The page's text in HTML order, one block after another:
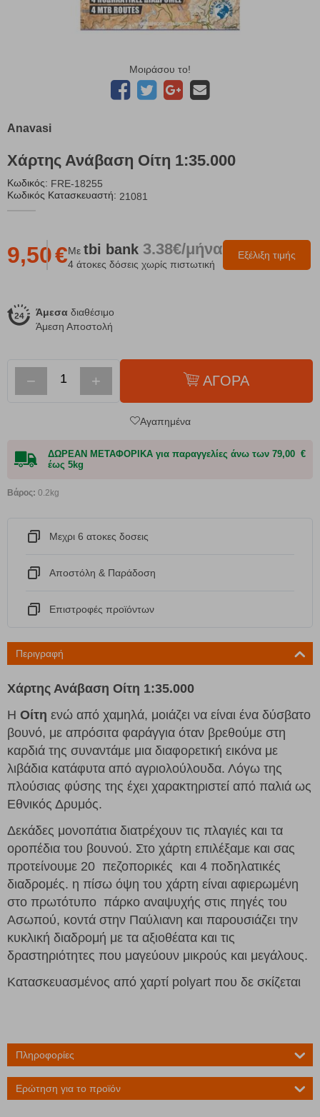
Μοιράσου το!
Anavasi
Χάρτης Ανάβαση Οίτη 1:35.000
Κωδικός: FRE-18255
Κωδικός Κατασκευαστή: 21081
Εξέλιξη τιμής
9,50€Με tbi bank 3.38€/μήνα
4 άτοκες δόσεις χωρίς πιστωτική
Άμεσα διαθέσιμο
Άμεση Αποστολή
− + ΑΓΟΡΑ
Αγαπημένα
ΔΩΡΕΑΝ ΜΕΤΑΦΟΡΙΚΑ για παραγγελίες άνω των 79,00 €
έως 5kg
Βάρος: 0.2kg
Μεχρι 6 ατοκες δοσεις
Αποστόλη & Παράδοση
Eπιστροφές προϊόντων
Περιγραφή
Χάρτης Ανάβαση Οίτη 1:35.000
Η Οίτη ενώ από χαμηλά, μοιάζει να είναι ένα δύσβατο
βουνό, με απρόσιτα φαράγγια όταν βρεθούμε στη
καρδιά της συναντάμε μια διαφορετική εικόνα με
λιβάδια κατάφυτα από αγριολούλουδα. Λόγω της
πλούσιας φύσης της έχει χαρακτηριστεί από παλιά ως
Εθνικός Δρυμός.
Δεκάδες μονοπάτια διατρέχουν τις πλαγιές και τα
οροπέδια του βουνού. Στο χάρτη επιλέξαμε και σας
προτείνουμε 20 πεζοπορικές και 4 ποδηλατικές
διαδρομές. η πίσω όψη του χάρτη είναι αφιερωμένη
στο πρωτότυπο πάρκο αναψυχής στις πηγές του
Ασωπού, κοντά στην Παύλιανη και παρουσιάζει την
κυκλική διαδρομή με τα αξιοθέατα και τις
δραστηριότητες που μαγεύουν μικρούς και μεγάλους.
Κατασκευασμένος από χαρτί polyart που δε σκίζεται
Πληροφορίες
Ερώτηση για το προϊόν